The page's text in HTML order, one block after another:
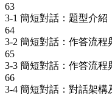
63
3-1 簡短對話：題型介紹
64
3-2 簡短對話：作答流程
65
3-3 簡短對話：作答流程
66
3-4 簡短對話：對話架構